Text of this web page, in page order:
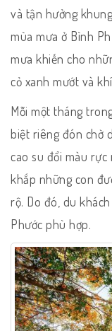
và tận hưởng
mùa mưa ở Bình
mưa khiến cho
cỏ xanh mướt và
Mỗi một tháng
biệt riêng đón chờ
cao su đổi màu
khắp những con
rộ. Do đó, du
Phước phù hợp.